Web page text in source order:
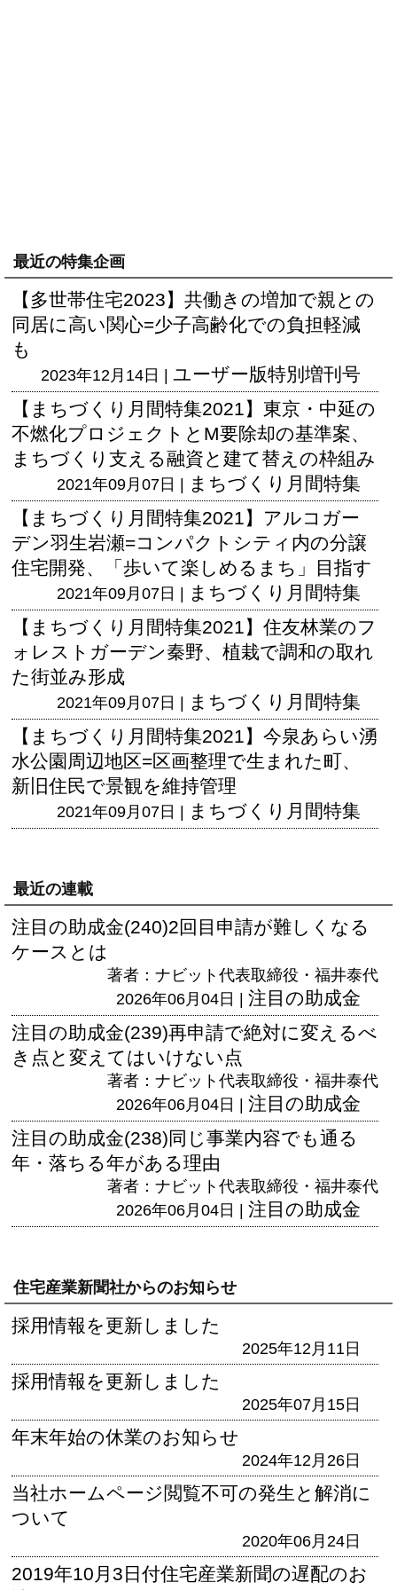
最近の特集企画
【多世帯住宅2023】共働きの増加で親との
同居に高い関心=少子高齢化での負担軽減
も
2023年12月14日 | ユーザー版特別増刊号
【まちづくり月間特集2021】東京・中延の
不燃化プロジェクトとM要除却の基準案、
まちづくり支える融資と建て替えの枠組み
2021年09月07日 | まちづくり月間特集
【まちづくり月間特集2021】アルコガー
デン羽生岩瀬=コンパクトシティ内の分譲
住宅開発、「歩いて楽しめるまち」目指す
2021年09月07日 | まちづくり月間特集
【まちづくり月間特集2021】住友林業のフ
ォレストガーデン秦野、植栽で調和の取れ
た街並み形成
2021年09月07日 | まちづくり月間特集
【まちづくり月間特集2021】今泉あらい湧
水公園周辺地区=区画整理で生まれた町、
新旧住民で景観を維持管理
2021年09月07日 | まちづくり月間特集
最近の連載
注目の助成金(240)2回目申請が難しくなる
ケースとは
著者：ナビット代表取締役・福井泰代
2026年06月04日 | 注目の助成金
注目の助成金(239)再申請で絶対に変えるべ
き点と変えてはいけない点
著者：ナビット代表取締役・福井泰代
2026年06月04日 | 注目の助成金
注目の助成金(238)同じ事業内容でも通る
年・落ちる年がある理由
著者：ナビット代表取締役・福井泰代
2026年06月04日 | 注目の助成金
住宅産業新聞社からのお知らせ
採用情報を更新しました
2025年12月11日
採用情報を更新しました
2025年07月15日
年末年始の休業のお知らせ
2024年12月26日
当社ホームページ閲覧不可の発生と解消に
ついて
2020年06月24日
2019年10月3日付住宅産業新聞の遅配のお